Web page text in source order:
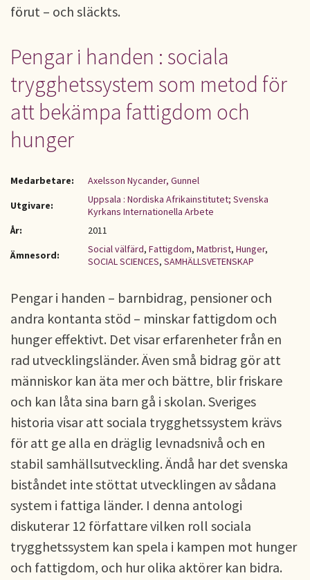
förut – och släckts.
Pengar i handen : sociala
trygghetssystem som metod för
att bekämpa fattigdom och
hunger
Medarbetare:
Axelsson Nycander, Gunnel
Utgivare:
Uppsala : Nordiska Afrikainstitutet; Svenska
Kyrkans Internationella Arbete
År:
2011
Ämnesord:
Social välfärd, Fattigdom, Matbrist, Hunger,
SOCIAL SCIENCES, SAMHÄLLSVETENSKAP
Pengar i handen – barnbidrag, pensioner och
andra kontanta stöd – minskar fattigdom och
hunger effektivt. Det visar erfarenheter från en
rad utvecklingsländer. Även små bidrag gör att
människor kan äta mer och bättre, blir friskare
och kan låta sina barn gå i skolan. Sveriges
historia visar att sociala trygghetssystem krävs
för att ge alla en dräglig levnadsnivå och en
stabil samhällsutveckling. Ändå har det svenska
biståndet inte stöttat utvecklingen av sådana
system i fattiga länder. I denna antologi
diskuterar 12 författare vilken roll sociala
trygghetssystem kan spela i kampen mot hunger
och fattigdom, och hur olika aktörer kan bidra.